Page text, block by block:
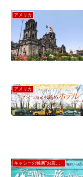
アメリカ
アメリカ
キャシーの独断”お薦め”ホテル